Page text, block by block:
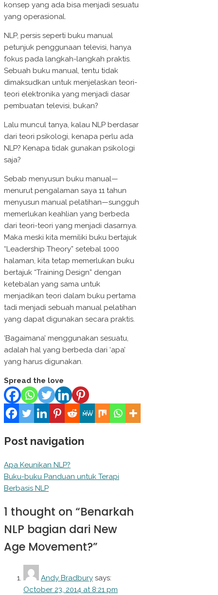
konsep yang ada bisa menjadi sesuatu
yang operasional.
NLP, persis seperti buku manual
petunjuk penggunaan televisi, hanya
fokus pada langkah-langkah praktis.
Sebuah buku manual, tentu tidak
dimaksudkan untuk menjelaskan teori-
teori elektronika yang menjadi dasar
pembuatan televisi, bukan?
Lalu muncul tanya, kalau NLP berdasar
dari teori psikologi, kenapa perlu ada
NLP? Kenapa tidak gunakan psikologi
saja?
Sebab menyusun buku manual—
menurut pengalaman saya 11 tahun
menyusun manual pelatihan—sungguh
memerlukan keahlian yang berbeda
dari teori-teori yang menjadi dasarnya.
Maka meski kita memiliki buku bertajuk
“Leadership Theory” setebal 1000
halaman, kita tetap memerlukan buku
bertajuk “Training Design” dengan
ketebalan yang sama untuk
menjadikan teori dalam buku pertama
tadi menjadi sebuah manual pelatihan
yang dapat digunakan secara praktis.
‘Bagaimana’ menggunakan sesuatu,
adalah hal yang berbeda dari ‘apa’
yang harus digunakan.
Spread the love
Post navigation
Apa Keunikan NLP?
Buku-buku Panduan untuk Terapi
Berbasis NLP
1 thought on “Benarkah
NLP bagian dari New
Age Movement?”
Andy Bradbury says:
October 23, 2014 at 8:21 pm